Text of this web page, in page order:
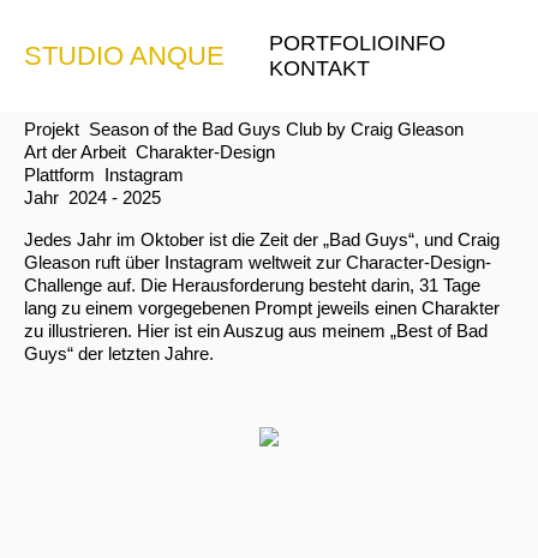
STUDIO ANQUE PORTFOLIOINFO
KONTAKT
THE BAD GUYS CLUB
Projekt Season of the Bad Guys Club by Craig Gleason
Art der Arbeit Charakter-Design
Plattform Instagram
Jahr 2024 - 2025
Jedes Jahr im Oktober ist die Zeit der „Bad Guys“, und Craig
Gleason ruft über Instagram weltweit zur Character-Design-
Challenge auf. Die Herausforderung besteht darin, 31 Tage
lang zu einem vorgegebenen Prompt jeweils einen Charakter
zu illustrieren. Hier ist ein Auszug aus meinem „Best of Bad
Guys“ der letzten Jahre.